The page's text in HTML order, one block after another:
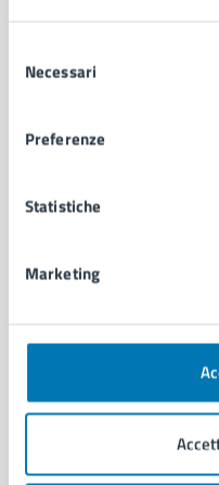
delNecessari
Preferenze
Statistiche
Marketing
Documenti e dati
Ambiente
Autorizzazioni
Cultura e tempo libero
Educazione e formazione
Giustizia e sicurezza
Salute, benessere e
Vita lavorativa